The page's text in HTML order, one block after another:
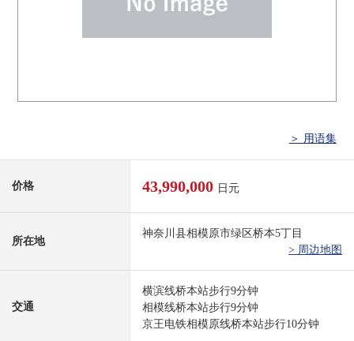
＞ 用语集
价格 43,990,000 日元
所在地
神奈川县相模原市绿区桥本5丁目
> 周边地图
交通
横滨线桥本站步行9分钟
相模线桥本站步行9分钟
京王电铁相模原线桥本站步行10分钟